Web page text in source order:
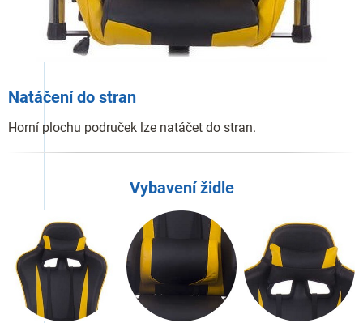
Natáčení do stran
Horní plochu područek lze natáčet do stran.
Vybavení židle